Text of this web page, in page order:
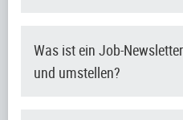
Was ist ein Job-
und umstellen?